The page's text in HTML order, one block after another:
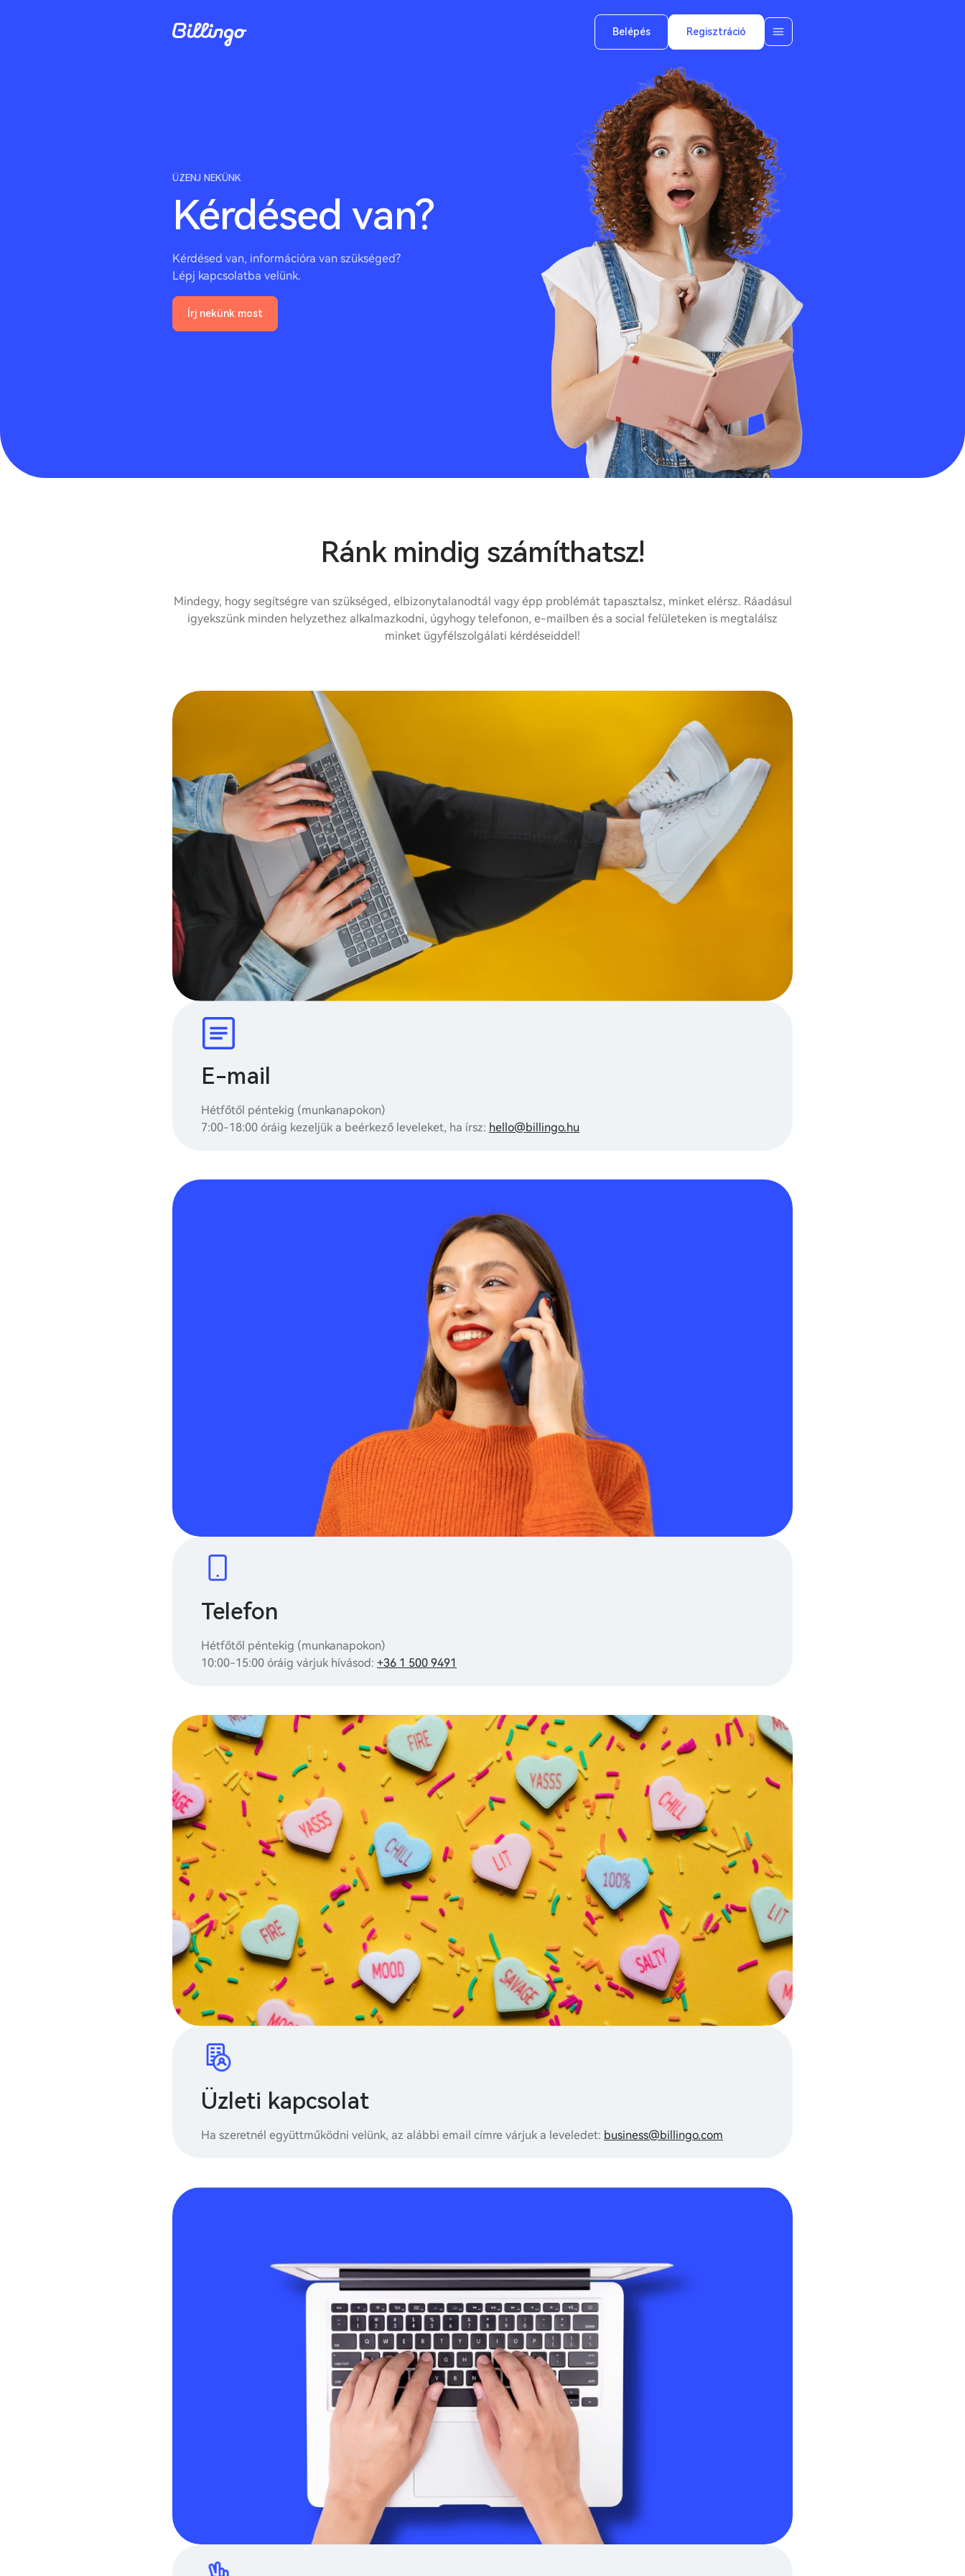
Belépés Regisztráció
ÜZENJ NEKÜNK
Kérdésed van?
Kérdésed van, információra van szükséged?
Lépj kapcsolatba velünk.
Írj nekünk most
Ránk mindig számíthatsz!
Mindegy, hogy segítségre van szükséged, elbizonytalanodtál vagy épp problémát tapasztalsz, minket elérsz. Ráadásul
igyekszünk minden helyzethez alkalmazkodni, úgyhogy telefonon, e-mailben és a social felületeken is megtalálsz
minket ügyfélszolgálati kérdéseiddel!
E-mail
Hétfőtől péntekig (munkanapokon)
7:00-18:00 óráig kezeljük a beérkező leveleket, ha írsz: hello@billingo.hu
Telefon
Hétfőtől péntekig (munkanapokon)
10:00-15:00 óráig várjuk hívásod: +36 1 500 9491
Üzleti kapcsolat
Ha szeretnél együttműködni velünk, az alábbi email címre várjuk a leveledet: business@billingo.com